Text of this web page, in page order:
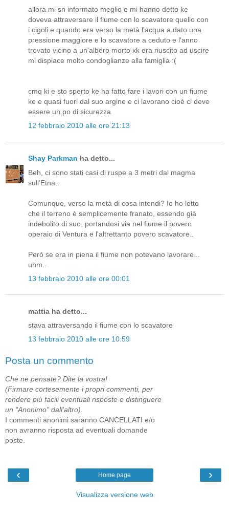
allora mi sn informato meglio e mi hanno detto ke
doveva attraversare il fiume con lo scavatore quello con
i cigoli e quando era verso la metà l'acqua a dato una
pressione maggiore e lo scavatore a ceduto e l'anno
trovato vicino a un'albero morto xk era riuscito ad uscire
mi dispiace molto condoglianze alla famiglia :(
cmq ki e sto sperto ke ha fatto fare i lavori con un fiume
ke e quasi fuori dal suo argine e ci lavorano cioè ci deve
essere un po di sicurezza
12 febbraio 2010 alle ore 21:13
Shay Parkman ha detto...
Beh, ci sono stati casi di ruspe a 3 metri dal magma
sull'Etna..
Comunque, verso la metà di cosa intendi? Io ho letto
che il terreno è semplicemente franato, essendo già
indebolito di suo, portandosi via nel fiume il povero
operaio di Ventura e l'altrettanto povero scavatore..
Però se era in piena il fiume non potevano lavorare...
uhm..
13 febbraio 2010 alle ore 00:01
mattia ha detto...
stava attraversando il fiume con lo scavatore
13 febbraio 2010 alle ore 10:59
Posta un commento
Che ne pensate? Dite la vostra!
(Firmare cortesemente i propri commenti, per
rendere più facili eventuali risposte e distinguere
un "Anonimo" dall'altro).
I commenti anonimi saranno CANCELLATI e/o
non avranno risposta ad eventuali domande
poste.
‹ ›
Home page
Visualizza versione web